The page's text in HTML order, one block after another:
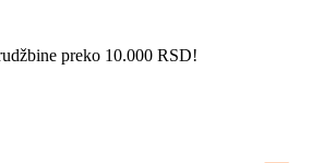
preko 10.000 RSD!